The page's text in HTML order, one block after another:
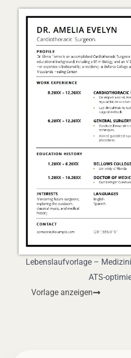
Lebenslaufvorlage –
ATS-
Vorlage anzeigen